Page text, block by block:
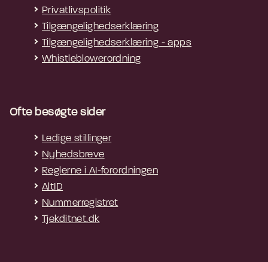
Privatlivspolitik
Tilgængelighedserklæring
Tilgængelighedserklæring - apps
Whistleblowerordning
Ofte besøgte sider
Ledige stillinger
Nyhedsbreve
Reglerne i AI-forordningen
AltID
Nummerregistret
Tjekditnet.dk